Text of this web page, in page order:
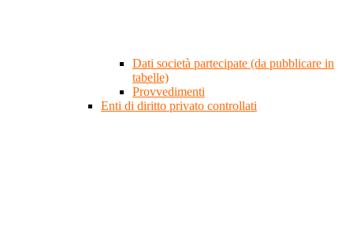
Dati società partecipate (da pubblicare in
tabelle)
Provvedimenti
Enti di diritto privato controllati